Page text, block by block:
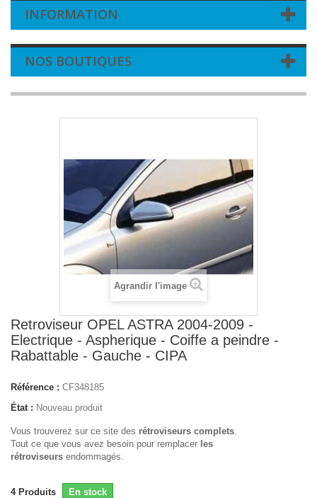
INFORMATION
NOS BOUTIQUES
Agrandir l'image
Retroviseur OPEL ASTRA 2004-2009 -
Electrique - Aspherique - Coiffe a peindre -
Rabattable - Gauche - CIPA
Référence : CF348185
État : Nouveau produit
Vous trouverez sur ce site des rétroviseurs complets.
Tout ce que vous avez besoin pour remplacer les
rétroviseurs endommagés.
4 Produits En stock